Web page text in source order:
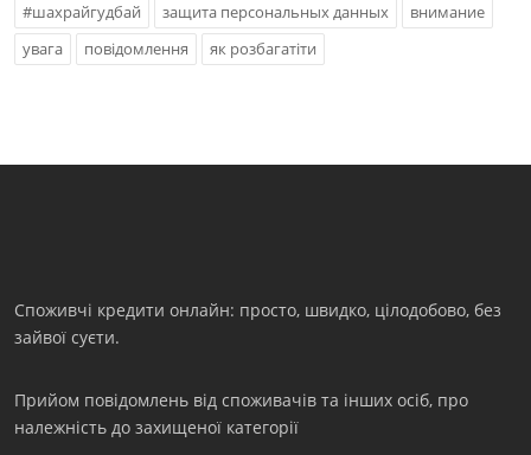
#шахрайгудбай
защита персональных данных
внимание
увага
повідомлення як розбагатіти
Споживчі кредити онлайн: просто, швидко, цілодобово, без
зайвої суєти.
Прийом повідомлень від споживачів та інших осіб, про
належність до захищеної категорії